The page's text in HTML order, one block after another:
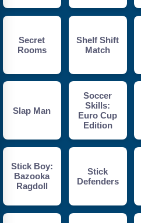
Secret
Rooms
Shelf Shift
Match
Slap Man
Soccer
Skills:
Euro Cup
Edition
Stick Boy:
Bazooka
Ragdoll
Stick
Defenders